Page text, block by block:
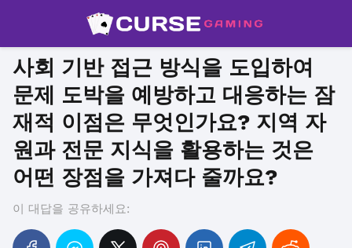
사회 기반 접근 방식을 도입하여
문제 도박을 예방하고 대응하는 잠
재적 이점은 무엇인가요? 지역 자
원과 전문 지식을 활용하는 것은
어떤 장점을 가져다 줄까요?
이 대답을 공유하세요: